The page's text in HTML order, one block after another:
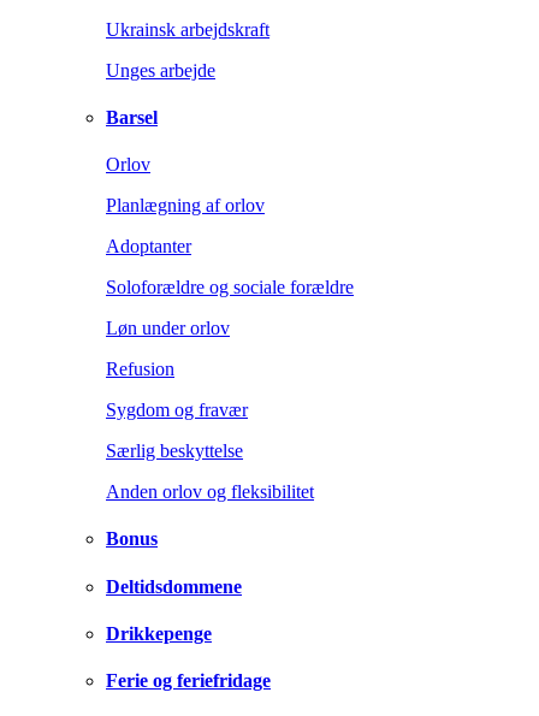
Ukrainsk arbejdskraft
Unges arbejde
Barsel
Orlov
Planlægning af orlov
Adoptanter
Soloforældre og sociale forældre
Løn under orlov
Refusion
Sygdom og fravær
Særlig beskyttelse
Anden orlov og fleksibilitet
Bonus
Deltidsdommene
Drikkepenge
Ferie og feriefridage